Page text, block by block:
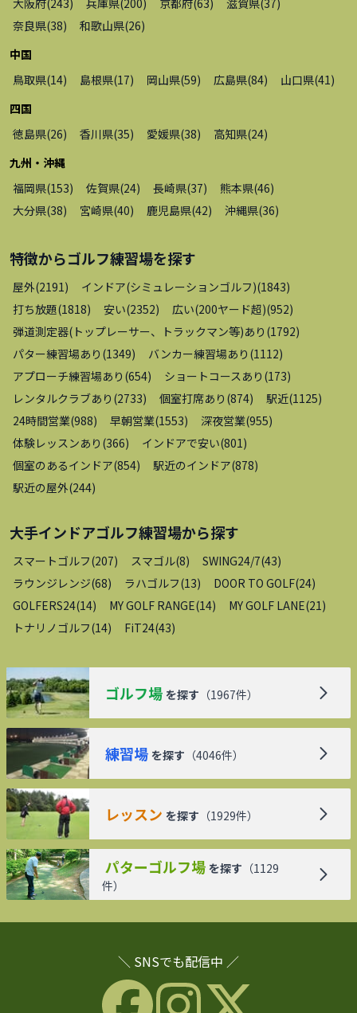
奈良県(38) 和歌山県(26)
中国
鳥取県(14) 島根県(17) 岡山県(59) 広島県(84) 山口県(41 )
四国
徳島県(26) 香川県(35) 愛媛県(38) 高知県(24)
九州・沖縄
福岡県(153) 佐賀県(24) 長崎県(37) 熊本県(46)
大分県(38) 宮崎県(40) 鹿児島県(42) 沖縄県(36)
特徴からゴルフ練習場を探す
屋外(2191 ) インドア(シミュレーションゴルフ)(1843)
打ち放題(1818) 安い(2352) 広い(200ヤード超)(952)
弾道測定器(トップレーサー、トラックマン等)あり (1792)
パター練習場あり (1349) バンカー練習場あり (1112)
アプローチ練習場あり (654) ショートコースあり (173)
レンタルクラブあり (2733) 個室打席あり (874) 駅近(1125)
24時間営業(988) 早朝営業(1553) 深夜営業(955)
体験レッスンあり (366) インドアで安い(801 )
個室のあるインドア(854) 駅近のインドア(878)
駅近の屋外(244)
大手インドアゴルフ練習場から探す
スマートゴルフ(207) スマゴル(8) SWING24/7(43)
ラウンジレンジ(68) ラハゴルフ(13) DOOR TO GOLF(24)
GOLFERS24(14) MY GOLF RANGE(14) MY GOLF LANE(21 )
トナリノゴルフ(14) FiT24(43)
ゴルフ場 を探す （1967件）
練習場 を探す （4046件）
レッスン を探す （1929件）
パターゴルフ場 を探す （1129
件）
＼ SNSでも配信中 ／